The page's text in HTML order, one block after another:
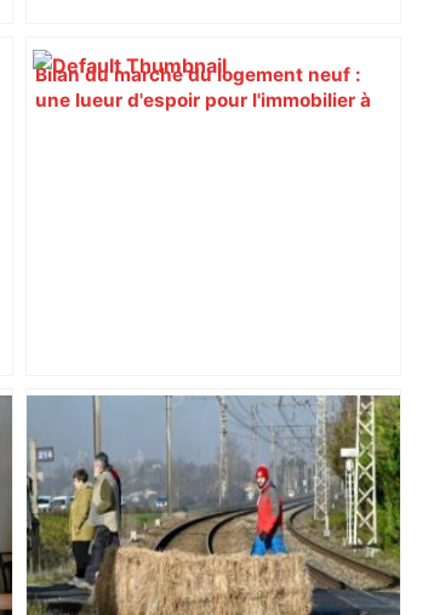
Bilan du marché du logement neuf :
une lueur d'espoir pour l'immobilier à
Près de Toulouse : dans cette zone
économique, un axe majeur va être
fermé en fin de soirée, voici les
déviations – Actu.fr